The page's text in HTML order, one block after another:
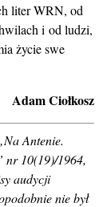
liter WRN, od
i od ludzi,
życie swe
Adam Ciołkosz
Antenie.
nr 10(19)/1964,
audycji
nie był